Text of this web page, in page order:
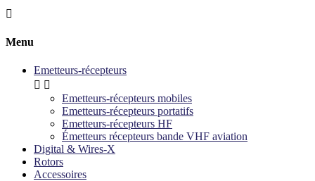

Menu
Emetteurs-récepteurs
 
Emetteurs-récepteurs mobiles
Emetteurs-récepteurs portatifs
Emetteurs-récepteurs HF
Émetteurs récepteurs bande VHF aviation
Digital & Wires-X
Rotors
Accessoires